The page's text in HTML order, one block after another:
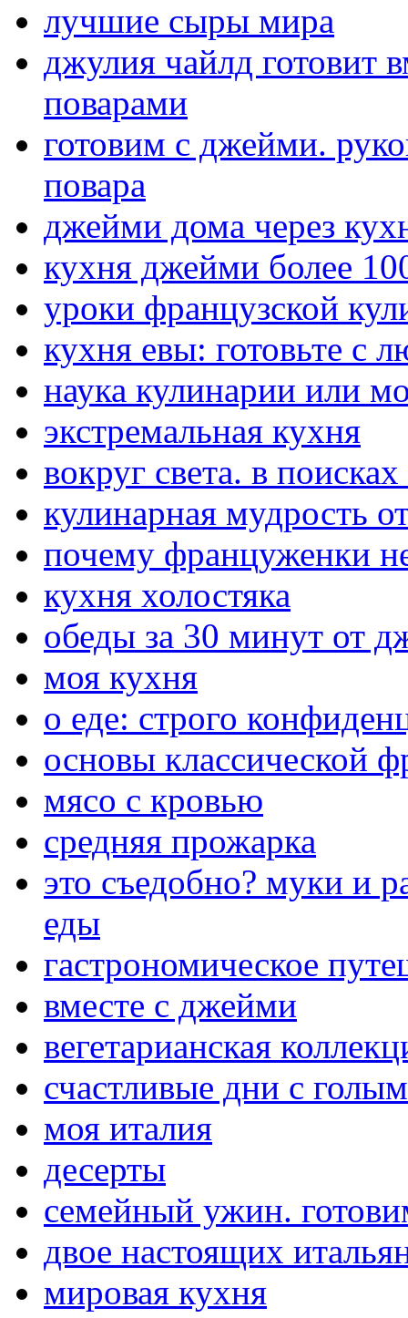
лучшие сыры мира
джулия чайлд готовит
поварами
готовим с джейми.
повара
джейми дома через
кухня джейми более
уроки французской
кухня евы: готовьте с
наука кулинарии или
экстремальная кухня
вокруг света. в
кулинарная мудрость
почему француженки
кухня холостяка
обеды за 30 минут от
моя кухня
о еде: строго
основы классической
мясо с кровью
средняя прожарка
это съедобно? муки и
еды
гастрономическое
вместе с джейми
вегетарианская
счастливые дни с
моя италия
десерты
семейный ужин.
двое настоящих
мировая кухня